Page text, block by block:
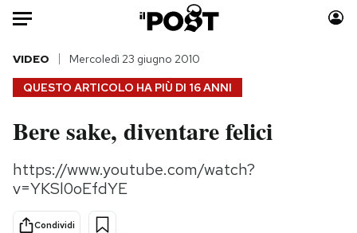
Auto
HOME
Italia
Politica
Internet
Moda
Consumismi
QUESTO ARTICOLO HA PIÙ DI 16 ANNI
VIDEO Mercoledì 23 giugno 2010
Bere sake, diventare felici
https://www.youtube.com/watch?
v=YKSl0oEfdYE
Condividi